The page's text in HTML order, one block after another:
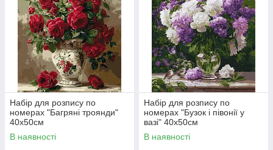
Набір для розпису по
номерах "Багряні троянди"
40х50см
В наявності
Набір для розпису по
номерах "Бузок і півонії у
вазі" 40х50см
В наявності